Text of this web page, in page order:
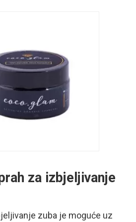
za izbjeljivanje
zuba je moguće uz